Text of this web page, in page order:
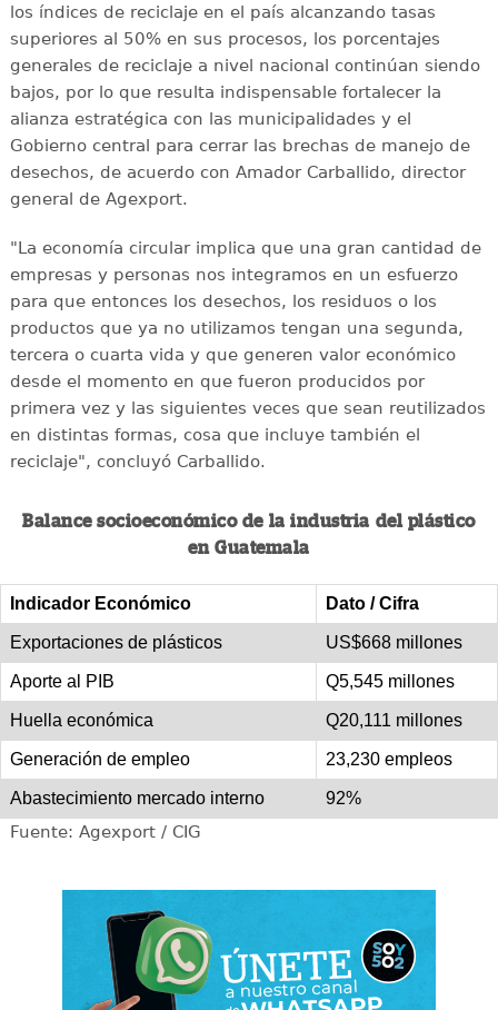
los índices de reciclaje en el país alcanzando tasas
superiores al 50% en sus procesos, los porcentajes
generales de reciclaje a nivel nacional continúan siendo
bajos, por lo que resulta indispensable fortalecer la
alianza estratégica con las municipalidades y el
Gobierno central para cerrar las brechas de manejo de
desechos, de acuerdo con Amador Carballido, director
general de Agexport.
"La economía circular implica que una gran cantidad de
empresas y personas nos integramos en un esfuerzo
para que entonces los desechos, los residuos o los
productos que ya no utilizamos tengan una segunda,
tercera o cuarta vida y que generen valor económico
desde el momento en que fueron producidos por
primera vez y las siguientes veces que sean reutilizados
en distintas formas, cosa que incluye también el
reciclaje", concluyó Carballido.
Balance socioeconómico de la industria del plástico
en Guatemala
Indicador Económico Dato / Cifra
Exportaciones de plásticos US$668 millones
Aporte al PIB Q5,545 millones
Huella económica Q20,111 millones
Generación de empleo 23,230 empleos
Abastecimiento mercado interno 92%
Fuente: Agexport / CIG